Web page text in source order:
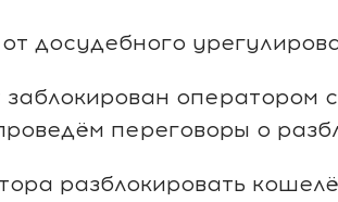
досудебного
оператором
переговоры о
разблокировать